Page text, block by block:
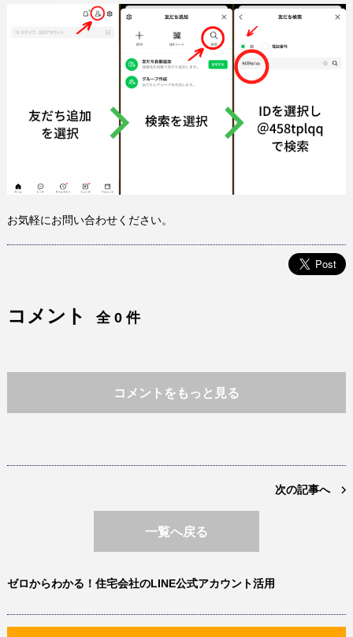
お気軽にお問い合わせください。
コメント 全 0 件
コメントをもっと見る
次の記事へ
一覧へ戻る
ゼロからわかる！住宅会社のLINE公式アカウント活用